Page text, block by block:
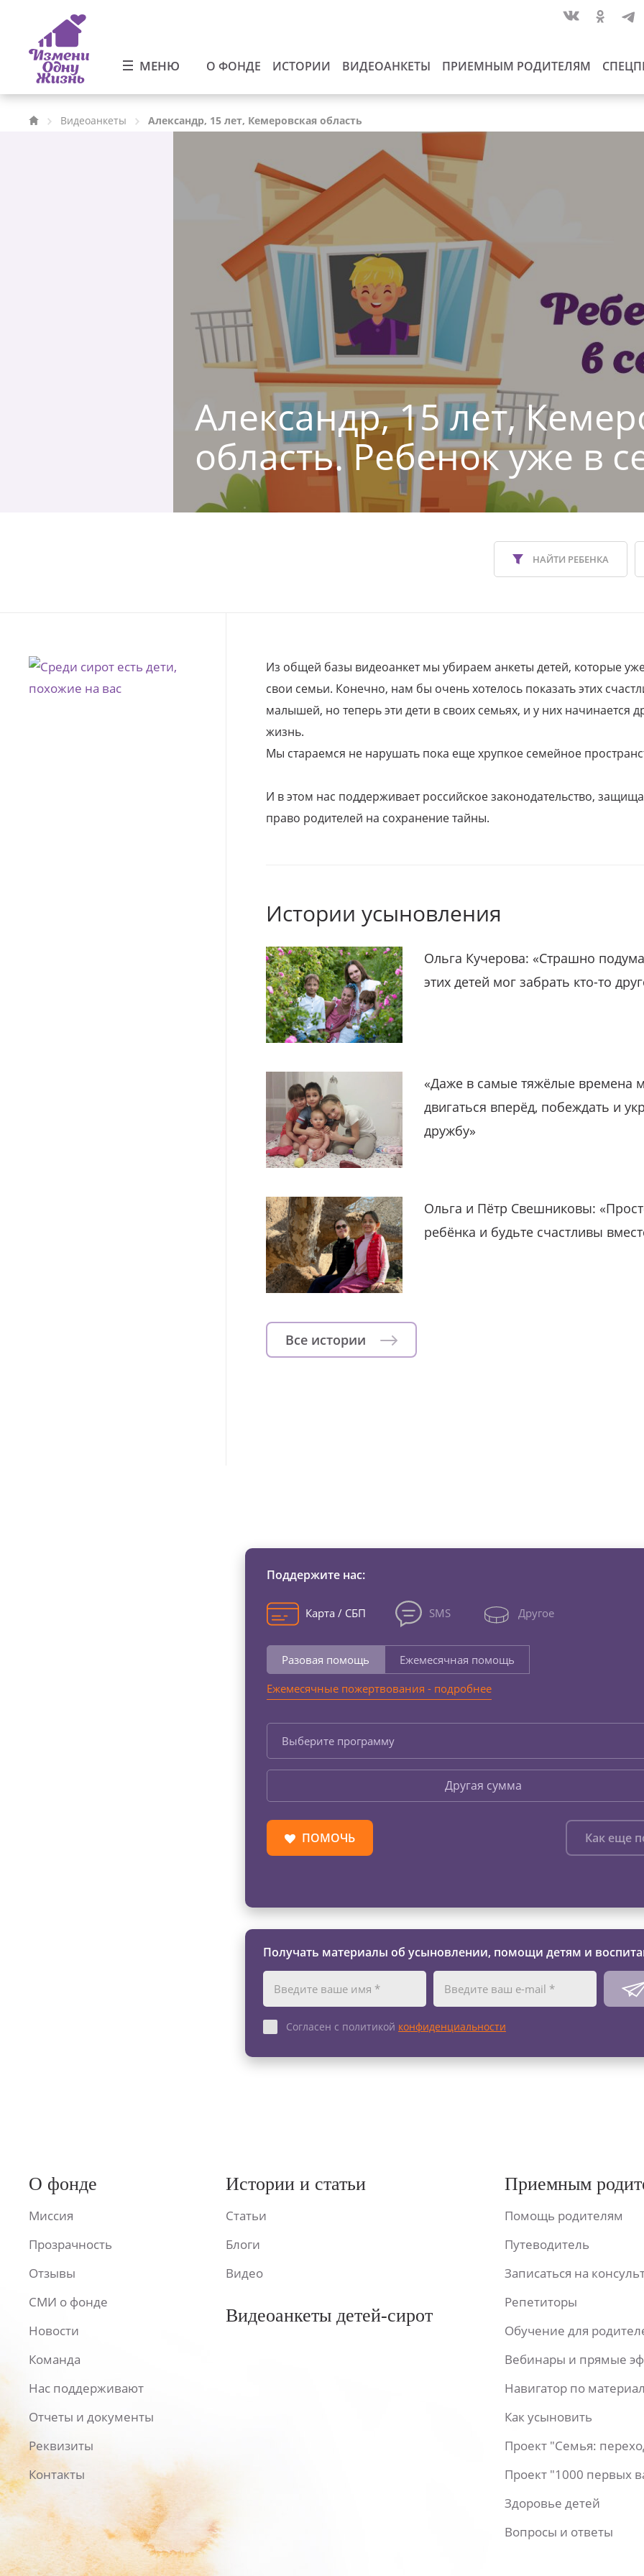
МЕНЮ О ФОНДЕ ИСТОРИИ ВИДЕОАНКЕТЫ ПРИЕМНЫМ РОДИТЕЛЯМ
Видеоанкеты Александр, 15 лет, Кемеровская область
Александр, 15 лет,
область. Ребенок уже в
НАЙТИ РЕБЕНКА
Из общей базы видеоанкет мы убираем анкеты детей, которые
свои семьи. Конечно, нам бы очень хотелось показать этих
малышей, но теперь эти дети в своих семьях, и у них начинается
жизнь.
Мы стараемся не нарушать пока еще хрупкое семейное
И в этом нас поддерживает российское законодательство,
право родителей на сохранение тайны.
Истории усыновления
Ольга Кучерова: «Страшно
этих детей мог забрать кто-то
«Даже в самые тяжёлые времена
двигаться вперёд, побеждать и
дружбу»
Ольга и Пётр Свешниковы:
ребёнка и будьте счастливы
Все истории
Поддержите нас:
Карта / СБП SMS Другое
Разовая помощь
Ежемесячная помощь
Ежемесячные пожертвования - подробнее
Выберите программу
Другая сумма
ПОМОЧЬ Как еще
Получать материалы об усыновлении, помощи детям и
Согласен с политикой конфиденциальности
О фонде
Миссия
Прозрачность
Отзывы
СМИ о фонде
Новости
Команда
Нас поддерживают
Отчеты и документы
Реквизиты
Контакты
Истории и статьи
Статьи
Блоги
Видео
Видеоанкеты детей-сирот
Приемным
Помощь родителям
Путеводитель
Записаться на
Репетиторы
Обучение для
Вебинары и прямые
Навигатор по
Как усыновить
Проект "Семья:
Проект "1000 первых
Здоровье детей
Вопросы и ответы